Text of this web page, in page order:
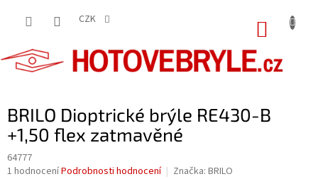
CZK
BRILO Dioptrické brýle RE430-B
+1,50 flex zatmavěné
64777
Průměrné
1 hodnoceníPodrobnosti hodnocení Značka: BRILO